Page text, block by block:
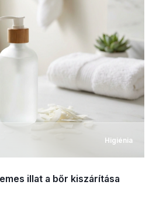
Higiénia
illat a bőr kiszárítása